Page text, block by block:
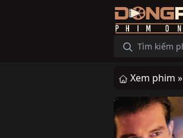
Xem phim »